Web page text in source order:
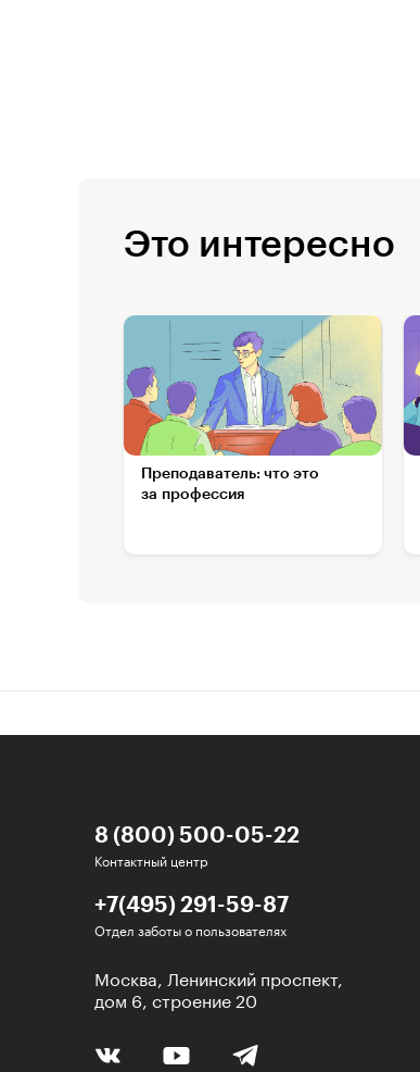
Это интересно
Преподаватель: что это
за профессия
8 (800) 500-05-22
Контактный центр
+7(495) 291-59-87
Отдел заботы о пользователях
Москва, Ленинский проспект,
дом 6, строение 20